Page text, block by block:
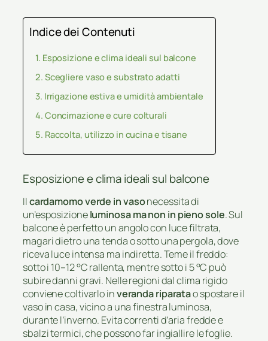
Indice dei Contenuti
Esposizione e clima ideali sul balcone
Scegliere vaso e substrato adatti
Irrigazione estiva e umidità ambientale
Concimazione e cure colturali
Raccolta, utilizzo in cucina e tisane
Esposizione e clima ideali sul balcone
Ilcardamomo verde in vasonecessita di
un’esposizioneluminosa ma non in pieno sole. Sul
balcone è perfetto un angolo con luce filtrata,
magari dietro una tenda o sotto una pergola, dove
riceva luce intensa ma indiretta. Teme il freddo:
sotto i 10–12 °C rallenta, mentre sotto i 5 °C può
subire danni gravi. Nelle regioni dal clima rigido
conviene coltivarlo inveranda riparatao spostare il
vaso in casa, vicino a una finestra luminosa,
durante l’inverno. Evita correnti d’aria fredde e
sbalzi termici, che possono far ingiallire le foglie.